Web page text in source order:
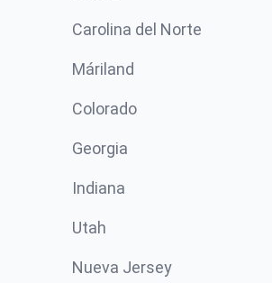
Carolina del Norte
Máriland
Colorado
Georgia
Indiana
Utah
Nueva Jersey